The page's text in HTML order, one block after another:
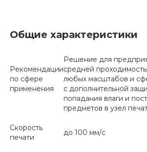
Общие характеристики
Рекомендации
по сфере
применения
Решение для
средней
любых масштабов и
с дополнительной
попадания влаги и
предметов в узел
Скорость
печати
до 100 мм/с